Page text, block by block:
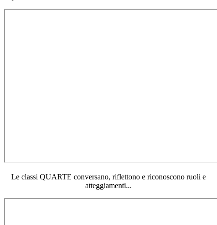
Le classi QUARTE conversano, riflettono e riconoscono ruoli e
atteggiamenti...